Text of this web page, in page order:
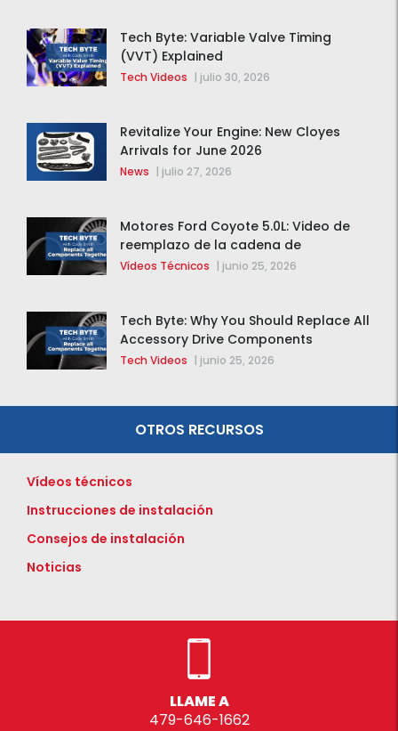
Tech Byte: Variable Valve Timing
(VVT) Explained
Tech Videos | julio 30, 2026
Revitalize Your Engine: New Cloyes
Arrivals for June 2026
News | julio 27, 2026
Motores Ford Coyote 5.0L: Video de
reemplazo de la cadena de
distribución de la F-150 2015 – 2020
Vídeos Técnicos | junio 25, 2026
Tech Byte: Why You Should Replace All
Accessory Drive Components
Together
Tech Videos | junio 25, 2026
OTROS RECURSOS
Vídeos técnicos
Instrucciones de instalación
Consejos de instalación
Noticias
LLAME A
479-646-1662